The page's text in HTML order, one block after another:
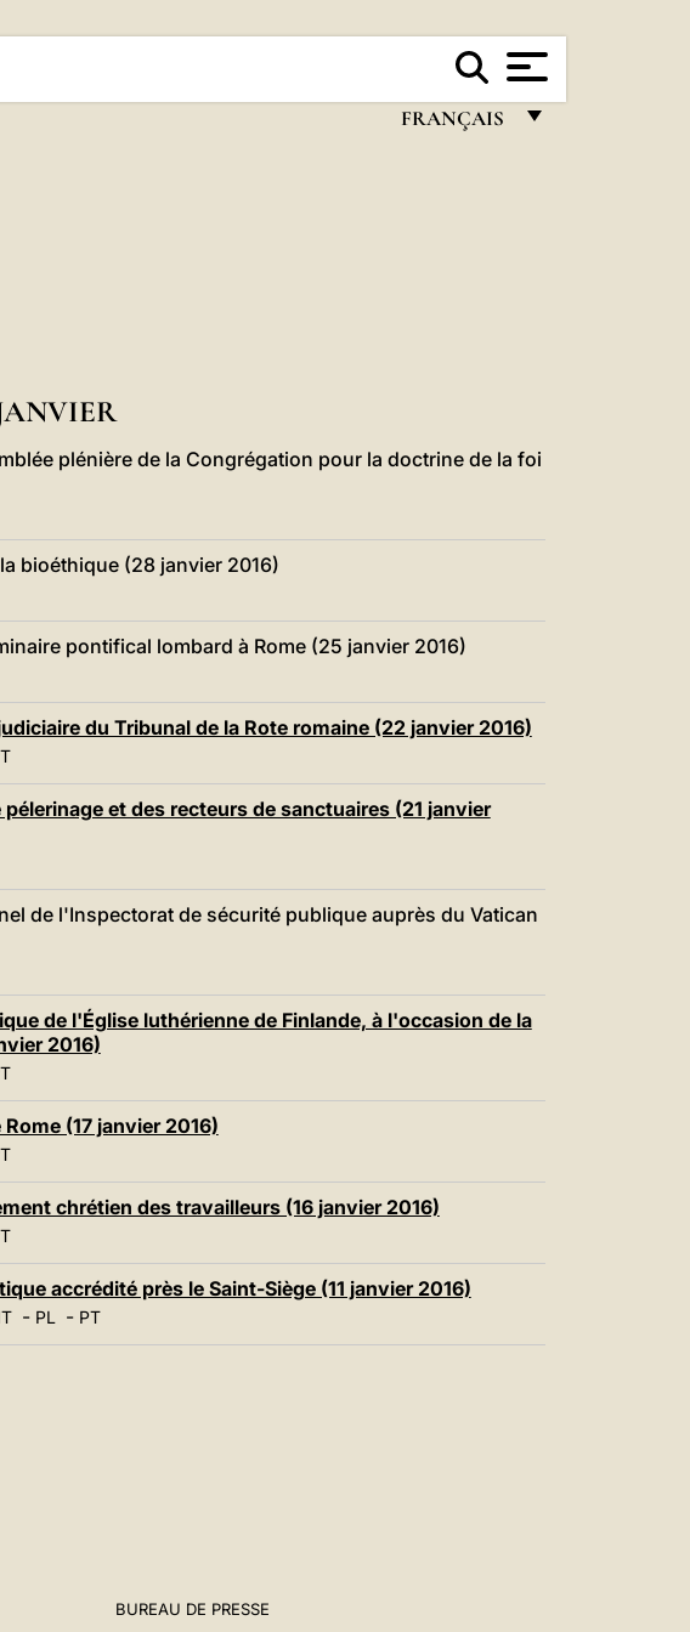
FRANÇAIS
POLSKI
中文
plénière de la Congrégation pour la doctrine de la foi
bioéthique (28 janvier 2016)
pontifical lombard à Rome (25 janvier 2016)
du Tribunal de la Rote romaine (22 janvier 2016)
et des recteurs de sanctuaires (21 janvier
de l'Inspectorat de sécurité publique auprès du Vatican
de l'Église luthérienne de Finlande, à l'occasion de la
2016)
(17 janvier 2016)
chrétien des travailleurs (16 janvier 2016)
accrédité près le Saint-Siège (11 janvier 2016)
- PL- PT
BUREAU DE PRESSE